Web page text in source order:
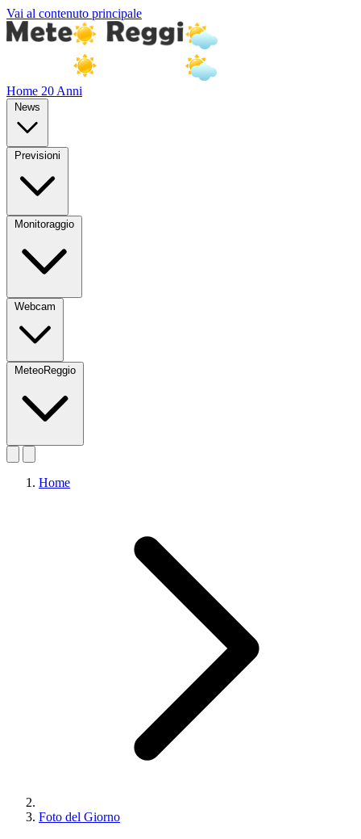
Vai al contenuto principale
Home 20 Anni
News
Previsioni
Monitoraggio
Webcam
MeteoReggio
Home
Foto del Giorno